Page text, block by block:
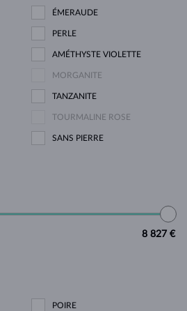
ÉMERAUDE
PERLE
AMÉTHYSTE VIOLETTE
MORGANITE
TANZANITE
TOURMALINE ROSE
SANS PIERRE
8 827 €
POIRE